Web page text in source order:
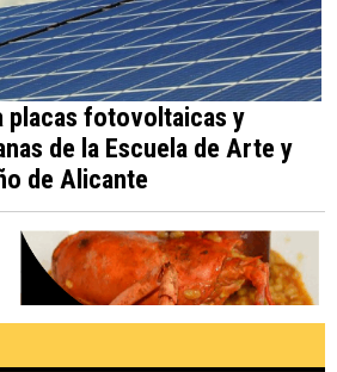
placas fotovoltaicas y
de la Escuela de Arte y
de Alicante